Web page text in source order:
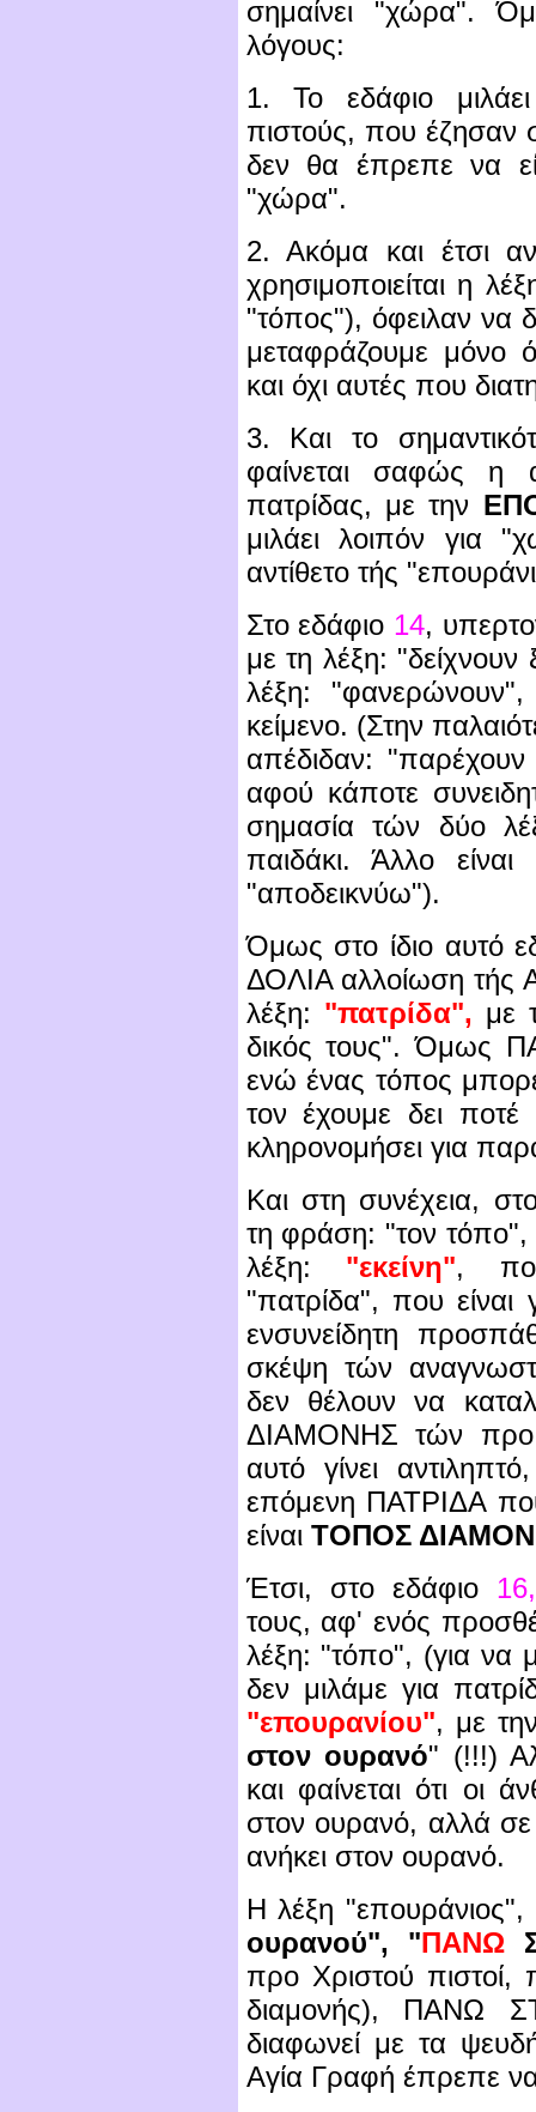
σημαίνει "χώρα".
λόγους:
1. Το εδάφιο
πιστούς, που έζησαν
δεν θα έπρεπε να
"χώρα".
2. Ακόμα και έτσι
χρησιμοποιείται η
"τόπος"), όφειλαν να
μεταφράζουμε μόνο
και όχι αυτές που
3. Και το
φαίνεται σαφώς η
πατρίδας, με την
μιλάει λοιπόν για
αντίθετο τής
Στο εδάφιο 14,
με τη λέξη:
λέξη: "φανερώνουν",
κείμενο. (Στην
απέδιδαν:
αφού κάποτε
σημασία τών δύο
παιδάκι. Άλλο
"αποδεικνύω").
Όμως στο ίδιο αυτό
ΔΟΛΙΑ αλλοίωση τής
λέξη: "πατρίδα", με
δικός τους". Όμως
ενώ ένας τόπος
τον έχουμε δει
κληρονομήσει για
Και στη συνέχεια,
τη φράση: "τον τόπο",
λέξη: "εκείνη",
"πατρίδα", που είναι
ενσυνείδητη
σκέψη τών
δεν θέλουν να
ΔΙΑΜΟΝΗΣ τών προ
αυτό γίνει
επόμενη ΠΑΤΡΙΔΑ
είναι ΤΟΠΟΣ
Έτσι, στο εδάφιο 16,
τους, αφ' ενός
λέξη: "τόπο", (για να
δεν μιλάμε για
"επουρανίου", με
στον ουρανό" (!!!)
και φαίνεται ότι οι
στον ουρανό, αλλά
ανήκει στον ουρανό.
Η λέξη
ουρανού", "ΠΑΝΩ
προ Χριστού πιστοί,
διαμονής), ΠΑΝΩ
διαφωνεί με τα
Αγία Γραφή έπρεπε